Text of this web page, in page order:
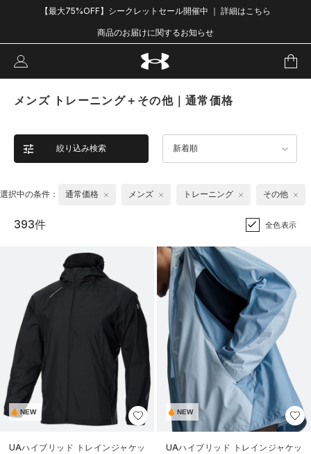
【最大75%OFF】シークレットセール開催中 ｜ 詳細はこちら
商品のお届けに関するお知らせ
メンズ トレーニング＋その他｜通常価格
絞り込み検索 新着順
選択中の条件： 通常価格 メンズ トレーニング その他
393件 全色表示
NEW
UAハイブリッド トレインジャケッ
NEW
UAハイブリッド トレインジャケッ